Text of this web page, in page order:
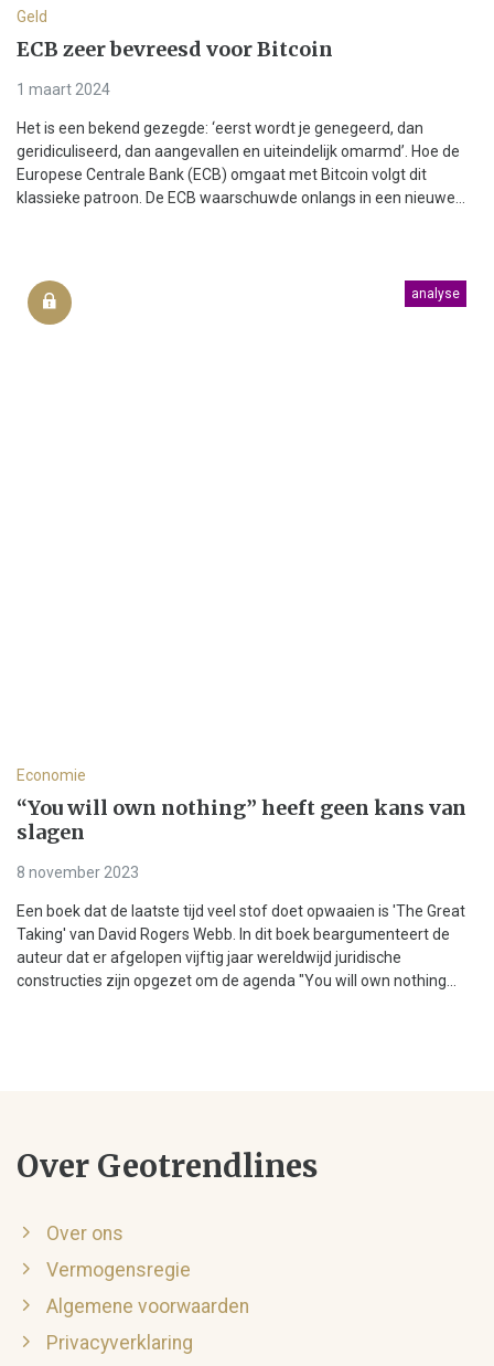
Geld
ECB zeer bevreesd voor Bitcoin
1 maart 2024
Het is een bekend gezegde: ‘eerst wordt je genegeerd, dan
geridiculiseerd, dan aangevallen en uiteindelijk omarmd’. Hoe de
Europese Centrale Bank (ECB) omgaat met Bitcoin volgt dit
klassieke patroon. De ECB waarschuwde onlangs in een nieuwe...
analyse
Economie
“You will own nothing” heeft geen kans van
slagen
8 november 2023
Een boek dat de laatste tijd veel stof doet opwaaien is 'The Great
Taking' van David Rogers Webb. In dit boek beargumenteert de
auteur dat er afgelopen vijftig jaar wereldwijd juridische
constructies zijn opgezet om de agenda "You will own nothing...
Over Geotrendlines
Over ons
Vermogensregie
Algemene voorwaarden
Privacyverklaring